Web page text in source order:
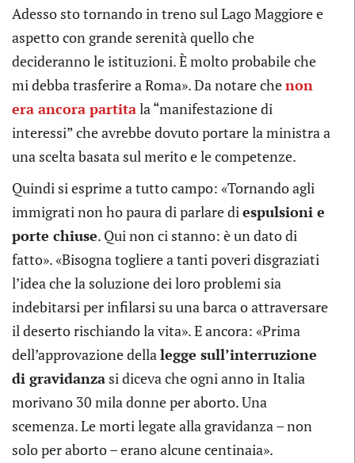
Adesso sto tornando in treno sul Lago Maggiore e
aspetto con grande serenità quello che
decideranno le istituzioni. È molto probabile che
mi debba trasferire a Roma». Da notare chenon
era ancora partitala “manifestazione di
interessi” che avrebbe dovuto portare la ministra a
una scelta basata sul merito e le competenze.
Quindi si esprime a tutto campo: «Tornando agli
immigrati non ho paura di parlare diespulsioni e
porte chiuse. Qui non ci stanno: è un dato di
fatto». «Bisogna togliere a tanti poveri disgraziati
l’idea che la soluzione dei loro problemi sia
indebitarsi per infilarsi su una barca o attraversare
il deserto rischiando la vita». E ancora: «Prima
dell’approvazione dellalegge sull’interruzione
di gravidanza si diceva che ogni anno in Italia
morivano 30 mila donne per aborto. Una
scemenza. Le morti legate alla gravidanza – non
solo per aborto – erano alcune centinaia».